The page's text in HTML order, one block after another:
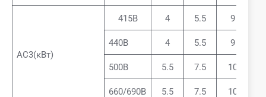
AC3(кВт)
415В 4 5.5 9
440В 4 5.5 9
500В 5.5 7.5 10
660/690В 5.5 7.5 10